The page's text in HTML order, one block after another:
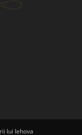
lui Iehova